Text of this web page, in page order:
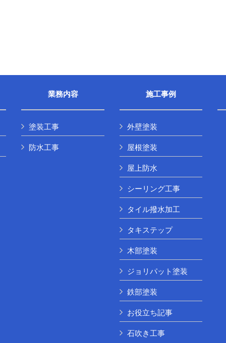
業務内容
塗装工事
防水工事
施工事例
外壁塗装
屋根塗装
屋上防水
シーリング工事
タイル撥水加工
タキステップ
木部塗装
ジョリパット塗装
鉄部塗装
お役立ち記事
石吹き工事